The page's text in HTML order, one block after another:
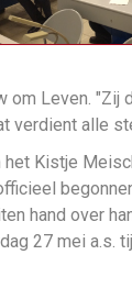
om Leven. "Zij
verdient alle
het Kistje
hand over
27 mei a.s.